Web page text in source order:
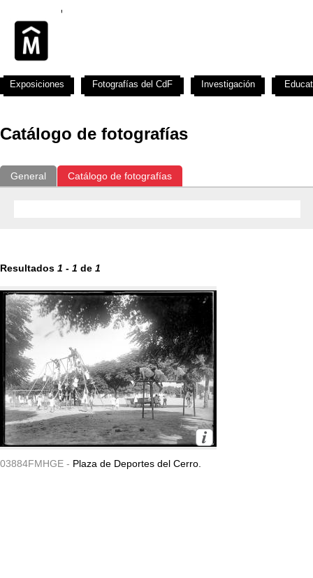
Catálogo de fotografías
General Catálogo de fotografías
Resultados 1 - 1 de 1
03884FMHGE - Plaza de Deportes del Cerro.
Exposiciones Fotografías del CdF Investigación